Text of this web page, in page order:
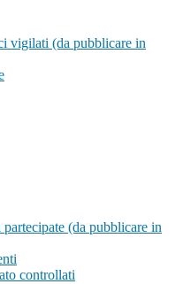
vigilati (da pubblicare in
partecipate (da pubblicare in
controllati